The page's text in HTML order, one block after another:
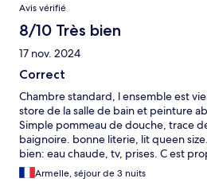
Avis vérifié
8/10 Très bien
17 nov. 2024
Correct
Chambre standard, l ensemble est
store de la salle de bain et peinture
Simple pommeau de douche, trace
baignoire. bonne literie, lit queen
bien: eau chaude, tv, prises. C est
aimable. Petit déjeuner dans la
saveur). Correct pour Londres, bien
Armelle, séjour de 3 nuits